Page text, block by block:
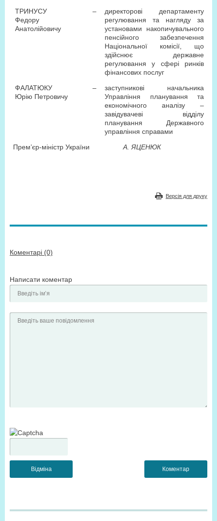
ТРИНУСУ
Федору
Анатолійовичу
–
директорові департаменту
регулювання та нагляду за
установами накопичувального
пенсійного забезпечення
Національної комісії, що
здійснює державне
регулювання у сфері ринків
фінансових послуг
ФАЛАТЮКУ
Юрію Петровичу
–
заступникові начальника
Управління планування та
економічного аналізу –
завідувачеві відділу
планування Державного
управління справами
Прем’єр-міністр України
А. ЯЦЕНЮК
Версія для друку
Коментарі (0)
Написати коментар